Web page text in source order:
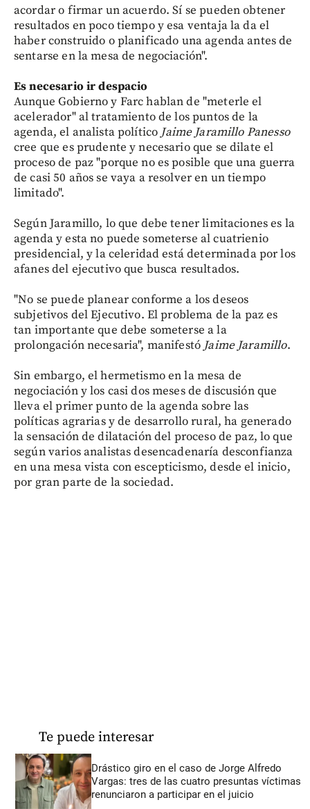
acordar o firmar un acuerdo. Sí se pueden obtener
resultados en poco tiempo y esa ventaja la da el
haber construido o planificado una agenda antes de
sentarse en la mesa de negociación".
Es necesario ir despacio
Aunque Gobierno y Farc hablan de "meterle el
acelerador" al tratamiento de los puntos de la
agenda, el analista político Jaime Jaramillo Panesso
cree que es prudente y necesario que se dilate el
proceso de paz "porque no es posible que una guerra
de casi 50 años se vaya a resolver en un tiempo
limitado".
Según Jaramillo, lo que debe tener limitaciones es la
agenda y esta no puede someterse al cuatrienio
presidencial, y la celeridad está determinada por los
afanes del ejecutivo que busca resultados.
"No se puede planear conforme a los deseos
subjetivos del Ejecutivo. El problema de la paz es
tan importante que debe someterse a la
prolongación necesaria", manifestó Jaime Jaramillo.
Sin embargo, el hermetismo en la mesa de
negociación y los casi dos meses de discusión que
lleva el primer punto de la agenda sobre las
políticas agrarias y de desarrollo rural, ha generado
la sensación de dilatación del proceso de paz, lo que
según varios analistas desencadenaría desconfianza
en una mesa vista con escepticismo, desde el inicio,
por gran parte de la sociedad.
Te puede interesar
Drástico giro en el caso de Jorge Alfredo
Vargas: tres de las cuatro presuntas víctimas
renunciaron a participar en el juicio